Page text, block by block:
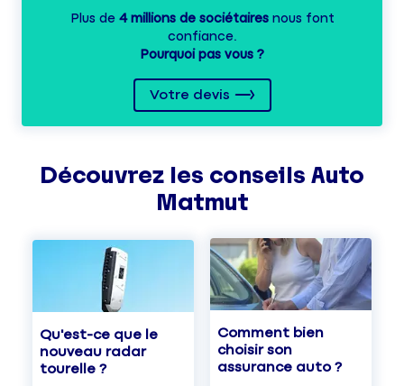
Plus de 4 millions de sociétairesnous font
confiance.
Pourquoi pas vous ?
Votre devis
Découvrez les conseils Auto
Matmut
Qu'est-ce que le
nouveau radar
tourelle ?
Comment bien
choisir son
assurance auto ?